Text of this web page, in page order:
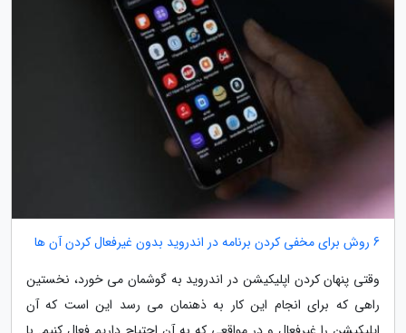
6 روش برای مخفی کردن برنامه در اندروید بدون غیرفعال کردن آن ها
وقتی پنهان کردن اپلیکیشن در اندروید به گوشمان می خورد، نخستین
راهی که برای انجام این کار به ذهنمان می رسد این است که آن